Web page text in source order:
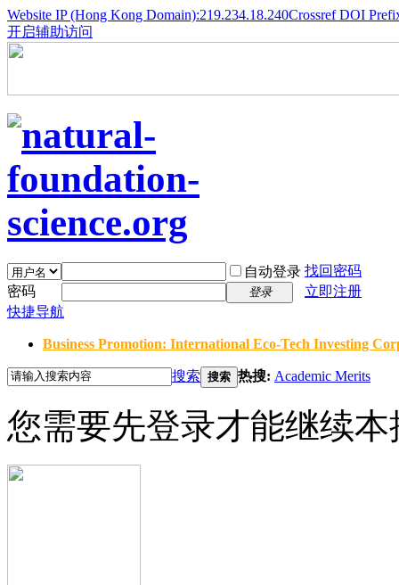
Website IP (Hong Kong Domain):219.234.18.240Crossref DOI
开启辅助访问
自动登录 找回密码
密码
登录
立即注册
快捷导航
Business Promotion: International Eco-Tech Investing
搜索 搜索 热搜: Academic Merits
您需要先登录才能继续本